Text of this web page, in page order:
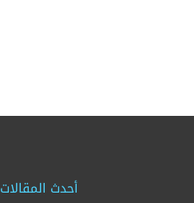
أحدث المقالات